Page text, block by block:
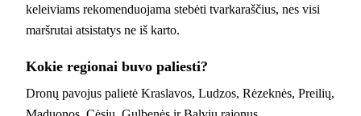
keleiviams rekomenduojama stebėti tvarkaraščius, nes visi
maršrutai atsistatys ne iš karto.
Kokie regionai buvo paliesti?
Dronų pavojus palietė Kraslavos, Ludzos, Rėzeknės, Preilių,